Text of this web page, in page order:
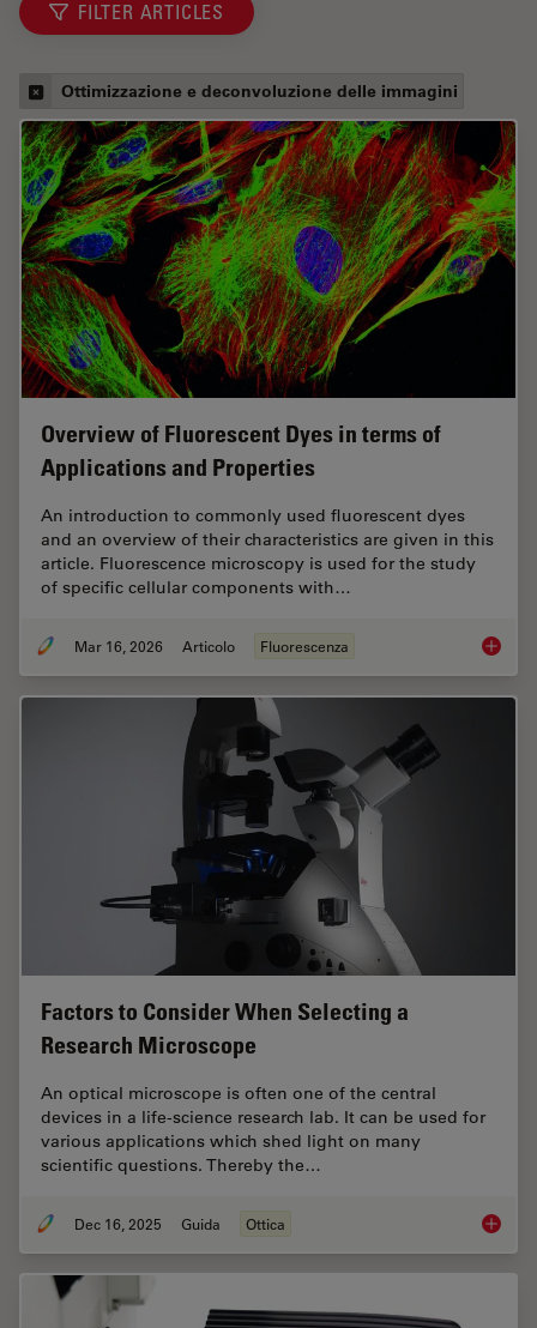
FILTER ARTICLES
Ottimizzazione e deconvoluzione delle immagini
Overview of Fluorescent Dyes in terms of
Applications and Properties
An introduction to commonly used fluorescent dyes
and an overview of their characteristics are given in this
article. Fluorescence microscopy is used for the study
of specific cellular components with…
Mar 16, 2026 Articolo Fluorescenza
Factors to Consider When Selecting a
Research Microscope
An optical microscope is often one of the central
devices in a life-science research lab. It can be used for
various applications which shed light on many
scientific questions. Thereby the…
Dec 16, 2025 Guida Ottica Factors